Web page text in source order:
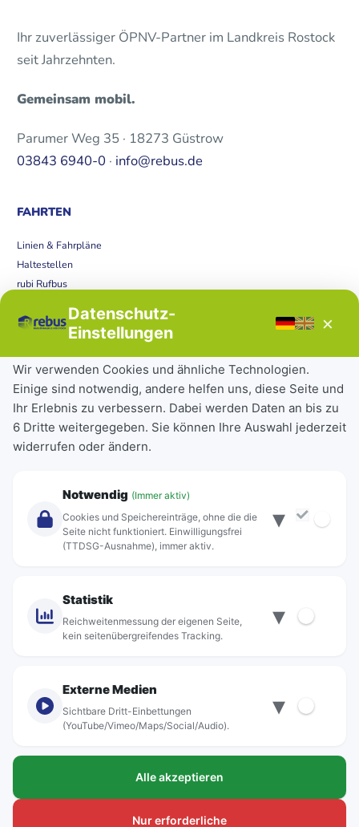
Ihr zuverlässiger ÖPNV-Partner im Landkreis Rostock
seit Jahrzehnten.
Gemeinsam mobil.
Parumer Weg 35 · 18273 Güstrow
03843 6940-0 · info@rebus.de
FAHRTEN
Linien & Fahrpläne
Haltestellen
rubi Rufbus
Störungen
Tickets & Tarife
Deutschlandticket
Schülerkarte
Einzeltickets
Abonnements
Über Rebus
Standorte
© rebus Regionalbus Rostock GmbH
Datenschutz-
Einstellungen
×
Wir verwenden Cookies und ähnliche Technologien.
Einige sind notwendig, andere helfen uns, diese Seite und
Ihr Erlebnis zu verbessern. Dabei werden Daten an bis zu
6 Dritte weitergegeben. Sie können Ihre Auswahl jederzeit
widerrufen oder ändern.
Notwendig (Immer aktiv)
Cookies und Speichereinträge, ohne die die
Seite nicht funktioniert. Einwilligungsfrei
(TTDSG-Ausnahme), immer aktiv.
▾
Statistik
Reichweitenmessung der eigenen Seite,
kein seitenübergreifendes Tracking.
▾
Externe Medien
Sichtbare Dritt-Einbettungen
(YouTube/Vimeo/Maps/Social/Audio).
▾
Alle akzeptieren
Nur erforderliche